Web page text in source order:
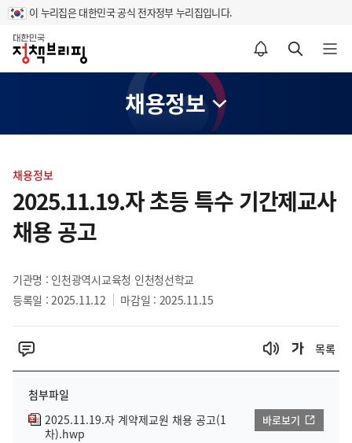
이 누리집은 대한민국 공식 전자정부 누리집입니다.
홈
알림설정 바로가기 검색 바로가기 메뉴 열기
채용정보
텐
츠
영
역
채용정보
2025.11.19.자 초등 특수 기간제교사
채용 공고
기관명 : 인천광역시교육청 인천청선학교
등록일 : 2025.11.12
마감일 : 2025.11.15
목록
첨부파일
2025.11.19.자 계약제교원 채용 공고(1
차).hwp
바로보기